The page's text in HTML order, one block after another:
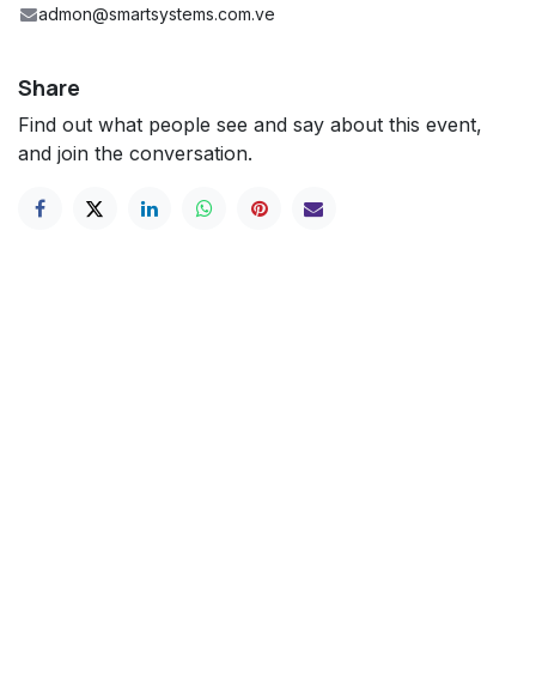
admon@smartsystems.com.ve
Share
Find out what people see and say about this event,
and join the conversation.